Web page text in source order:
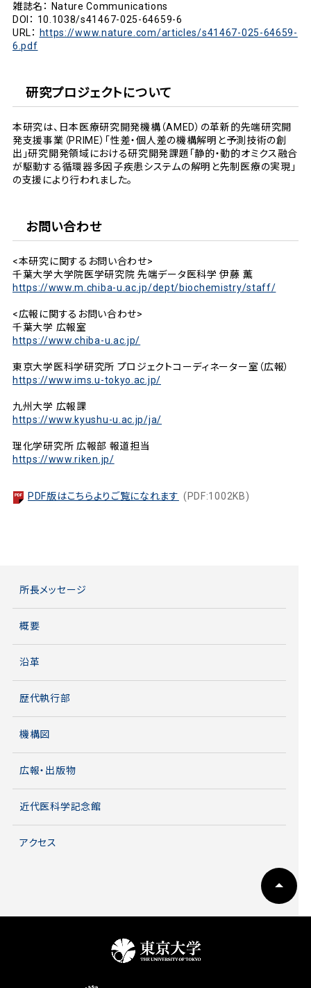
雑誌名： Nature Communications
DOI： 10.1038/s41467-025-64659-6
URL：
https://www.nature.com/articles/s41467-025-64659-
6.pdf
研究プロジェクトについて
本研究は、日本医療研究開発機構（AMED）の革新的先端研究開
発支援事業（PRIME）「性差・個人差の機構解明と予測技術の創
出」研究開発領域における研究開発課題「静的・動的オミクス融合
が駆動する循環器多因子疾患システムの解明と先制医療の実現」
の支援により行われました。
お問い合わせ
<本研究に関するお問い合わせ>
千葉大学大学院医学研究院 先端データ医科学 伊藤 薫
https://www.m.chiba-u.ac.jp/dept/biochemistry/staff/
<広報に関するお問い合わせ>
千葉大学 広報室
https://www.chiba-u.ac.jp/
東京大学医科学研究所 プロジェクトコーディネーター室（広報）
https://www.ims.u-tokyo.ac.jp/
九州大学 広報課
https://www.kyushu-u.ac.jp/ja/
理化学研究所 広報部 報道担当
https://www.riken.jp/
PDF版はこちらよりご覧になれます (PDF:1002KB)
所長メッセージ
概要
沿革
歴代執行部
機構図
広報・出版物
近代医科学記念館
アクセス